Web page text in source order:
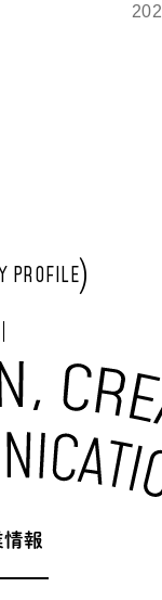
PROFILE
情報